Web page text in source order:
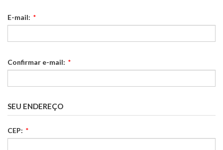
E-mail: *
Confirmar e-mail: *
SEU ENDEREÇO
CEP: *